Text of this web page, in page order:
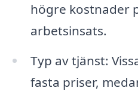
högre kostnader
arbetsinsats.
Typ av tjänst:
fasta priser,